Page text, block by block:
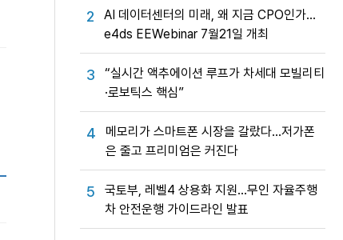
2
AI 데이터센터의 미래, 왜 지금 CPO인가…
e4ds EEWebinar 7월21일 개최
3
“실시간 액추에이션 루프가 차세대 모빌리티
·로보틱스 핵심”
4
메모리가 스마트폰 시장을 갈랐다…저가폰
은 줄고 프리미엄은 커진다
5
국토부, 레벨4 상용화 지원…무인 자율주행
차 안전운행 가이드라인 발표